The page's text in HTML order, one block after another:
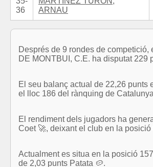
36
ARNAU
Després de 9 rondes de competició,
DE MONTBUI, C.E. ha disputat 229
El seu balanç actual de 22,26 punts
el lloc 186 del rànquing de
El rendiment dels jugadors ha
Coet 🚀, deixant el club en la posició
Actualment es situa en la posició
de 2,03 punts Patata 🥔.